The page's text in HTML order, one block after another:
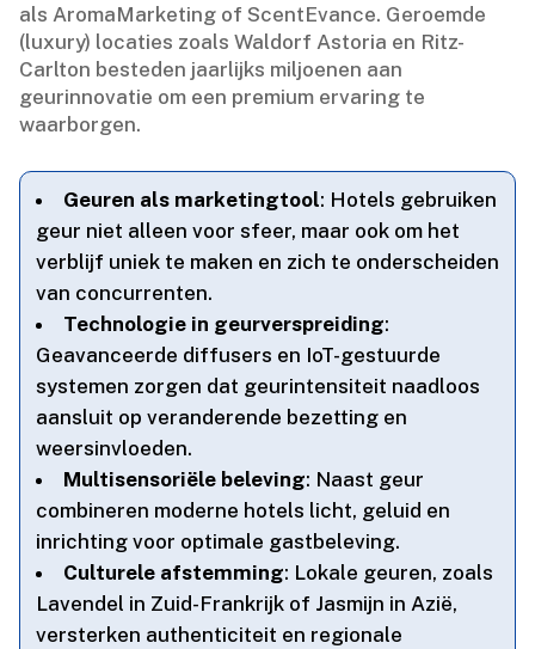
als AromaMarketing of ScentEvance.​ Geroemde
(luxury) locaties zoals Waldorf Astoria en Ritz-
Carlton besteden jaarlijks miljoenen aan
geurinnovatie om een premium ervaring te
waarborgen.​
Geuren als marketingtool: Hotels gebruiken
geur niet alleen voor sfeer, maar ook om het
verblijf uniek te maken en zich te onderscheiden
van concurrenten.​
Technologie in geurverspreiding:
Geavanceerde diffusers en IoT-gestuurde
systemen zorgen dat geurintensiteit naadloos
aansluit op veranderende bezetting en
weersinvloeden.​
Multisensoriële beleving: Naast geur
combineren moderne hotels licht, geluid en
inrichting voor optimale gastbeleving.​
Culturele afstemming: Lokale geuren, zoals
Lavendel in Zuid-Frankrijk of Jasmijn in Azië,
versterken authenticiteit en regionale